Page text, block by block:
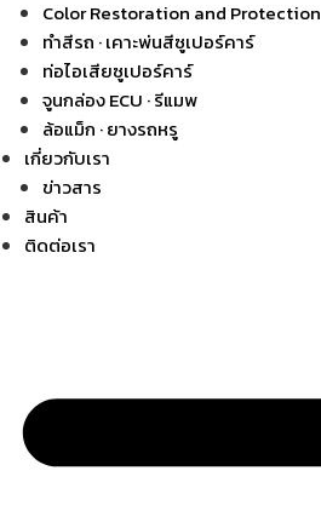
Color Restoration and Protection
ทำสีรถ · เคาะพ่นสีซูเปอร์คาร์
ท่อไอเสียซูเปอร์คาร์
จูนกล่อง ECU · รีแมพ
ล้อแม็ก · ยางรถหรู
เกี่ยวกับเรา
ข่าวสาร
สินค้า
ติดต่อเรา